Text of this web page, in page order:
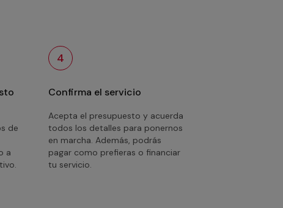
de
a
4
Confirma el servicio
Acepta el presupuesto y acuerda
todos los detalles para ponernos
en marcha. Además, podrás
pagar como prefieras o financiar
tu servicio.